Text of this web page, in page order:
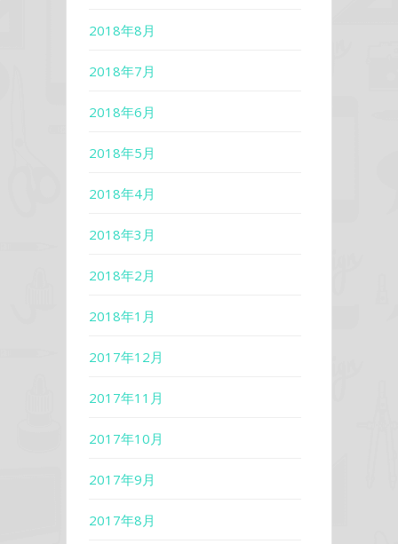
2018年8月
2018年7月
2018年6月
2018年5月
2018年4月
2018年3月
2018年2月
2018年1月
2017年12月
2017年11月
2017年10月
2017年9月
2017年8月